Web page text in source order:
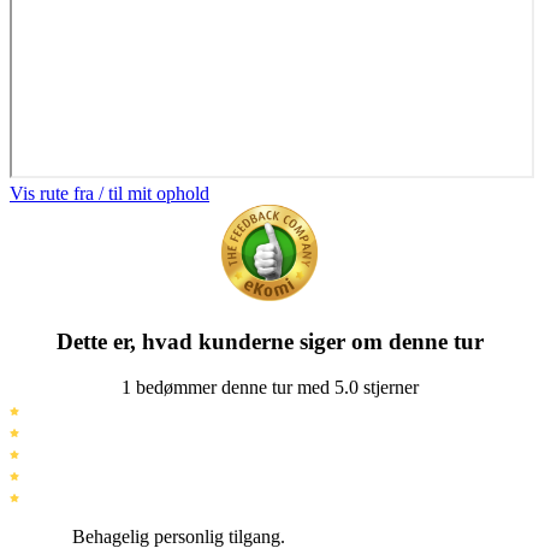
Vis rute fra / til mit ophold
Dette er, hvad kunderne siger om denne tur
1 bedømmer denne tur med 5.0 stjerner
Behagelig personlig tilgang.